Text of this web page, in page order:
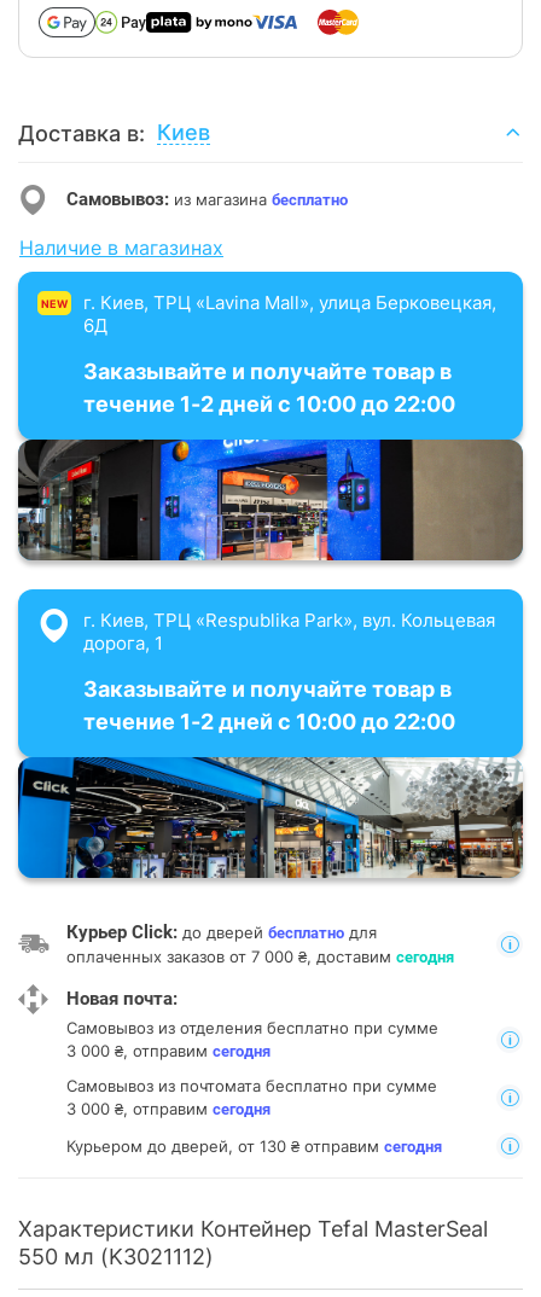
Доставка в: Киев
Самовывоз: из магазина бесплатно
Наличие в магазинах
NEW
г. Киев, ТРЦ «Lavina Mall», улица Берковецкая,
6Д
Заказывайте и получайте товар в
течение 1-2 дней с 10:00 до 22:00
г. Киев, ТРЦ «Respublika Park», вул. Кольцевая
дорога, 1
Заказывайте и получайте товар в
течение 1-2 дней с 10:00 до 22:00
Курьер Click: до дверей бесплатно для
оплаченных заказов от 7 000 ₴, доставим сегодня
Новая почта:
Самовывоз из отделения бесплатно при сумме
3 000 ₴, отправим сегодня
Самовывоз из почтомата бесплатно при сумме
3 000 ₴, отправим сегодня
Курьером до дверей, от 130 ₴ отправим сегодня
Характеристики Контейнер Tefal MasterSeal
550 мл (K3021112)